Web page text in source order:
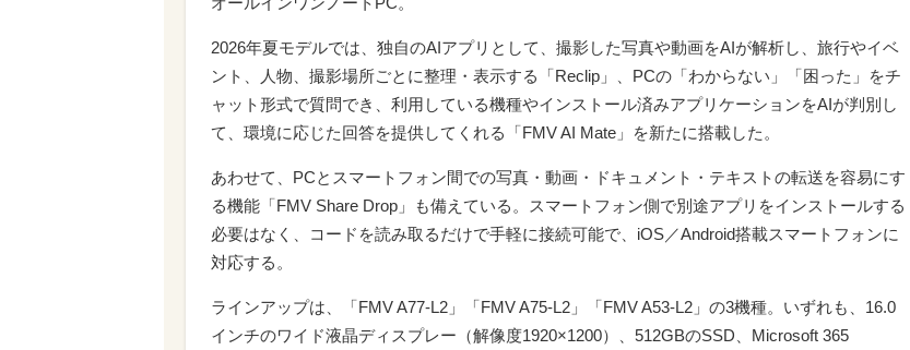
2026年夏モデルでは、独自のAIアプリとして、撮影した写真や動画をAIが解析し、旅行やイベ
ント、人物、撮影場所ごとに整理・表示する「Reclip」、PCの「わからない」「困った」をチ
ャット形式で質問でき、利用している機種やインストール済みアプリケーションをAIが判別し
て、環境に応じた回答を提供してくれる「FMV AI Mate」を新たに搭載した。
あわせて、PCとスマートフォン間での写真・動画・ドキュメント・テキストの転送を容易にす
る機能「FMV Share Drop」も備えている。スマートフォン側で別途アプリをインストールする
必要はなく、コードを読み取るだけで手軽に接続可能で、iOS／Android搭載スマートフォンに
対応する。
ラインアップは、「FMV A77-L2」「FMV A75-L2」「FMV A53-L2」の3機種。いずれも、16.0
インチのワイド液晶ディスプレー（解像度1920×1200）、512GBのSSD、Microsoft 365